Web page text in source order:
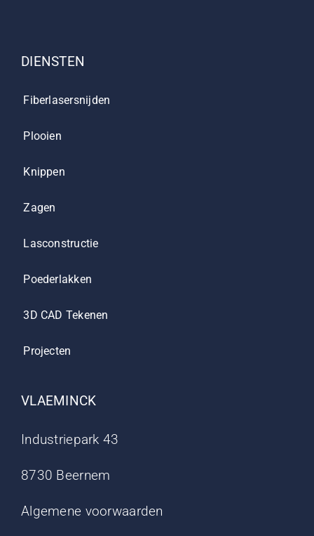
DIENSTEN
Fiberlasersnijden
Plooien
Knippen
Zagen
Lasconstructie
Poederlakken
3D CAD Tekenen
Projecten
VLAEMINCK
Industriepark 43
8730 Beernem
Algemene voorwaarden